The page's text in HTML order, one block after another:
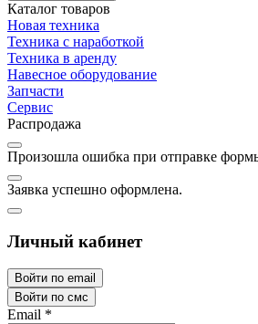
Каталог товаров
Новая техника
Техника с наработкой
Техника в аренду
Навесное оборудование
Запчасти
Сервис
Распродажа
Произошла ошибка при отправке
Заявка успешно оформлена.
Личный кабинет
Войти по email
Войти по смс
Email *